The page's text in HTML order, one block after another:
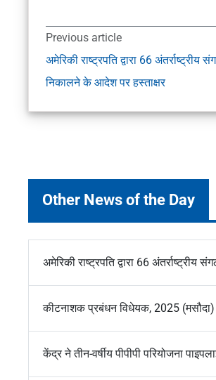
Previous article
अमेरिकी राष्ट्रपति द्वारा 66 अंतर्राष्ट्रीय
निकालने के आदेश पर हस्ताक्षर
Other News of the Day
अमेरिकी राष्ट्रपति द्वारा 66
कीटनाशक प्रबंधन विधेयक, 2025 (मसौदा)
केंद्र ने तीन-वर्षीय पीपीपी परियोजना